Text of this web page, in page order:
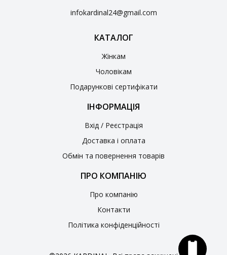
infokardinal24@gmail.com
КАТАЛОГ
Жінкам
Чоловікам
Подарункові сертифікати
ІНФОРМАЦІЯ
Вхід / Реєстрація
Доставка і оплата
Обмін та повернення товарів
ПРО КОМПАНІЮ
Про компанію
Контакти
Політика конфіденційності